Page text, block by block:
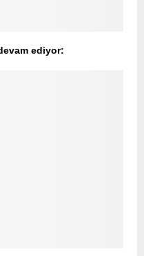
ediyor: